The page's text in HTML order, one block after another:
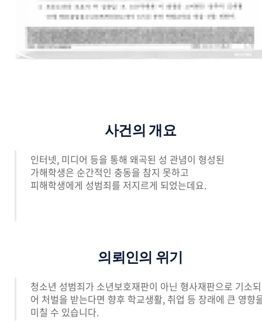
사건의 개요
인터넷, 미디어 등을 통해 왜곡된 성 관념이 형성된
가해학생은 순간적인 충동을 참지 못하고
피해학생에게 성범죄를 저지르게 되었는데요.
의뢰인의 위기
청소년 성범죄가 소년보호재판이 아닌 형사재판으로 기소되
어 처벌을 받는다면 향후 학교생활, 취업 등 장래에 큰 영향
미칠 수 있습니다.